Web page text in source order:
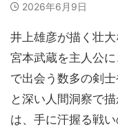
2026年6月9日
井上雄彦が描く壮大
宮本武蔵を主人公
で出会う数多の剣
と深い人間洞察で
は、手に汗握る戦